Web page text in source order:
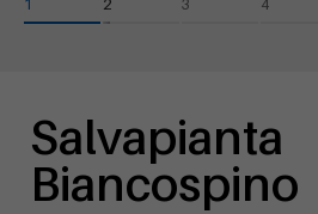
Salvapianta
Biancospino